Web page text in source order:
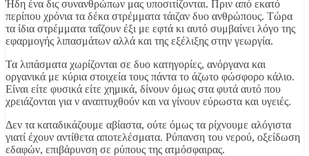
Ήδη ένα δις συνανθρώπων μας υποσιτίζονται. Πριν από εκατό
περίπου χρόνια τα δέκα στρέμματα τάιζαν δυο ανθρώπους. Τώρα
τα ίδια στρέμματα ταΐζουν έξι με εφτά κι αυτό συμβαίνει λόγο της
εφαρμογής λιπασμάτων αλλά και της εξέλιξης στην γεωργία.
Τα λιπάσματα χωρίζονται σε δυο κατηγορίες, ανόργανα και
οργανικά με κύρια στοιχεία τους πάντα το άζωτο φώσφορο κάλιο.
Είναι είτε φυσικά είτε χημικά, δίνουν όμως στα φυτά αυτό που
χρειάζονται για ν αναπτυχθούν και να γίνουν εύρωστα και υγειές.
Δεν τα καταδικάζουμε αβίαστα, ούτε όμως τα ρίχνουμε αλόγιστα
γιατί έχουν αντίθετα αποτελέσματα. Ρύπανση του νερού, οξείδωση
εδαφών, επιβάρυνση σε ρύπους της ατμόσφαιρας.